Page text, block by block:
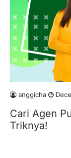
anggicha
Cari Agen
Triknya!